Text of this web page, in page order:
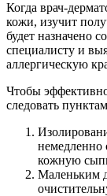
Когда врач-
кожи, изучит
будет назначено
специалисту и
аллергическую
Чтобы
следовать
немедленно
кожную
Маленьким